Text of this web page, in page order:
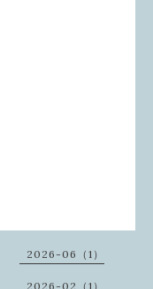
2026-06（1）
2026-02（1）